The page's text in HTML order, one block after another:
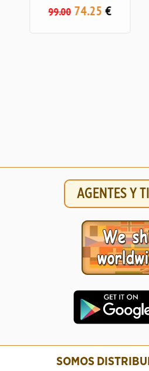
99.00 74.25€
AGENTES Y
SOMOS